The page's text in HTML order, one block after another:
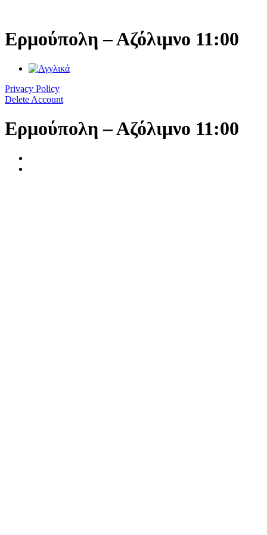
περιεχόμενο
Ερμούπολη – Αζόλιμνο 11:00
Privacy Policy
Delete Account
Ερμούπολη – Αζόλιμνο 11:00